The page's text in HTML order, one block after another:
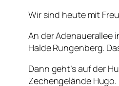
Wir sind heute mit
An der Adenauerallee
Halde Rungenberg.
Dann geht’s auf der
Zechengelände